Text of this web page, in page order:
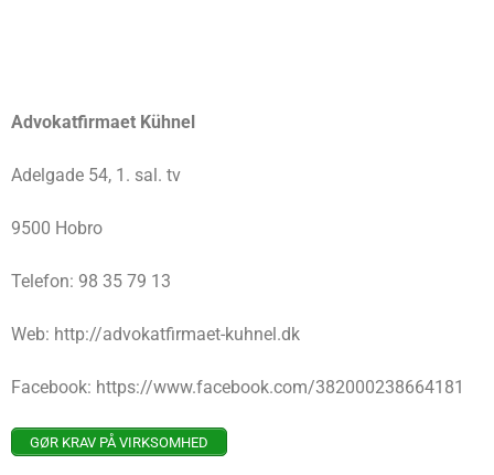
Advokatfirmaet Kühnel
Adelgade 54, 1. sal. tv
9500 Hobro
Telefon: 98 35 79 13
Web: http://advokatfirmaet-kuhnel.dk
Facebook: https://www.facebook.com/382000238664181
GØR KRAV PÅ VIRKSOMHED